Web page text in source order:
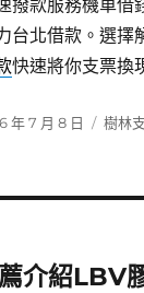
撥款服務機車借
台北借款。選擇
快速將你支票換
年 7 月 8 日
分
樹林
介紹LBV